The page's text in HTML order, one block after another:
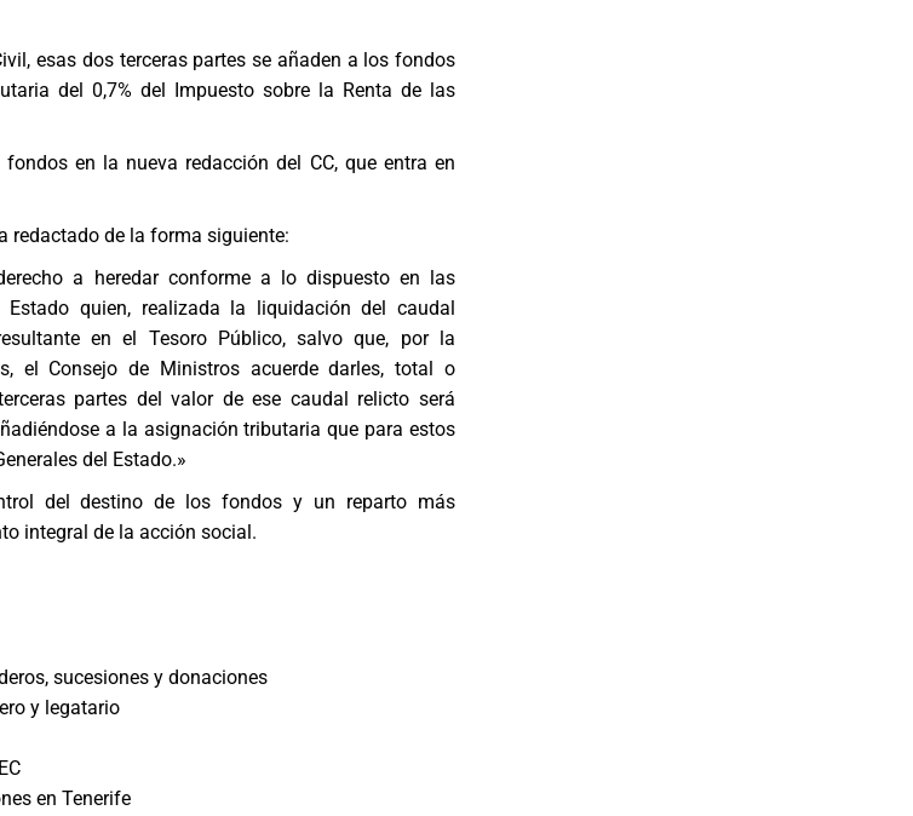
esas dos terceras partes se añaden a los fondos
del 0,7% del Impuesto sobre la Renta de las
en la nueva redacción del CC, que entra en
redactado de la forma siguiente:
a heredar conforme a lo dispuesto en las
Estado quien, realizada la liquidación del caudal
en el Tesoro Público, salvo que, por la
el Consejo de Ministros acuerde darles, total o
partes del valor de ese caudal relicto será
a la asignación tributaria que para estos
del Estado.»
del destino de los fondos y un reparto más
integral de la acción social.
sucesiones y donaciones
y legatario
en Tenerife